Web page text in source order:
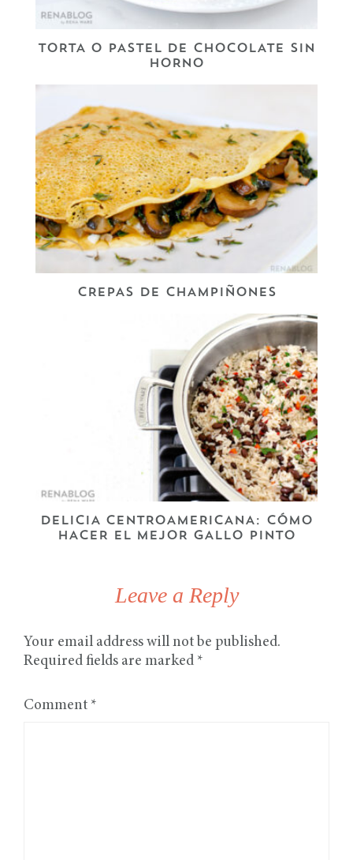
TORTA O PASTEL DE CHOCOLATE SIN
HORNO
CREPAS DE CHAMPIÑONES
DELICIA CENTROAMERICANA: CÓMO
HACER EL MEJOR GALLO PINTO
Leave a Reply
Your email address will not be published.
Required fields are marked *
Comment *